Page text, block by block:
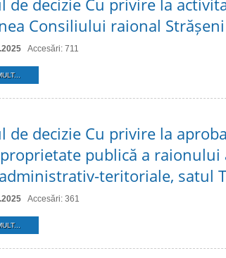
de decizie Cu privire la
Consiliului raional
Accesări: 711
de decizie Cu privire la
publică a
teritoriale, satul
Accesări: 361